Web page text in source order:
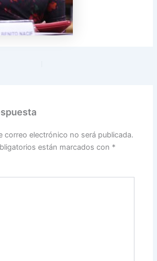
correo electrónico no será publicada.
están marcados con *